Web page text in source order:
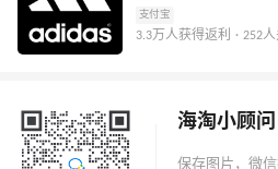
支付宝
3.3万人获得返利 · 252
海淘小顾问